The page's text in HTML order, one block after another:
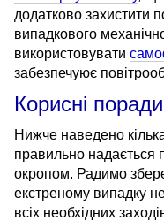
додатково захистити
випадкового
використовувати
забезпечуює
Корисні
Нижче наведено
правильно надається
окропом. Радимо
екстреному випадку
всіх необхідних